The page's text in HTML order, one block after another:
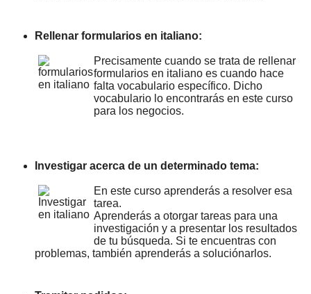
Rellenar formularios en italiano:
Precisamente cuando se trata de rellenar
formularios en italiano es cuando hace
falta vocabulario específico. Dicho
vocabulario lo encontrarás en este curso
para los negocios.
Investigar acerca de un determinado tema:
En este curso aprenderás a resolver esa
tarea.
Aprenderás a otorgar tareas para una
investigación y a presentar los resultados
de tu búsqueda. Si te encuentras con
problemas, también aprenderás a soluciónarlos.